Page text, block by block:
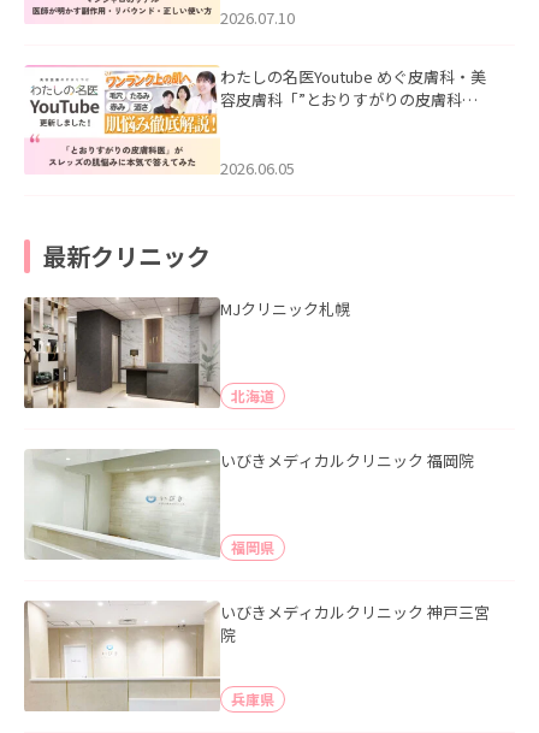
た。
2026.07.10
わたしの名医Youtube めぐ皮膚科・美
容皮膚科「”とおりすがりの皮膚科
2026.06.05
最新クリニック
MJクリニック札幌
北海道
いびきメディカルクリニック 福岡院
福岡県
いびきメディカルクリニック 神戸三宮
院
兵庫県